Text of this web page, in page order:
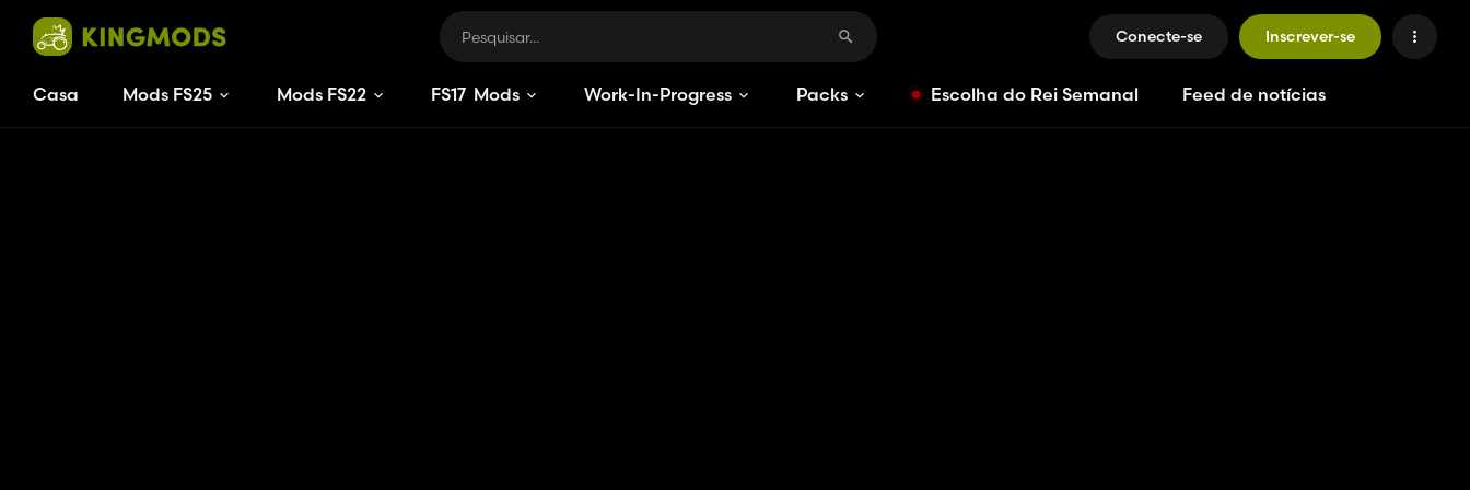
Conecte-se Inscrever-se
Casa Mods FS25 Mods FS22 FS17 Mods Work-In-Progress Packs Escolha do Rei Semanal Feed de notícias